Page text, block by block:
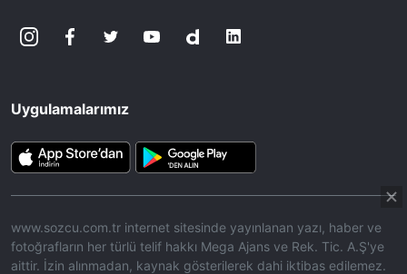
Uygulamalarımız
www.sozcu.com.tr internet sitesinde yayınlanan yazı, haber ve
fotoğrafların her türlü telif hakkı Mega Ajans ve Rek. Tic. A.Ş'ye
aittir. İzin alınmadan, kaynak gösterilerek dahi iktibas edilemez.